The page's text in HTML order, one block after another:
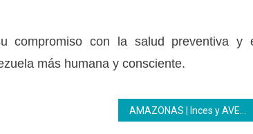
compromiso con la salud preventiva y
más humana y consciente.